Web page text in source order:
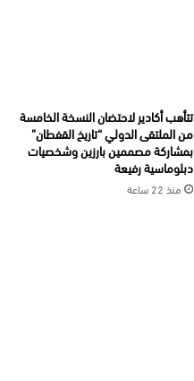
تتأهب أكادير لاحتضان النسخة الخامسة
من الملتقى الدولي “تاريخ القفطان”
بمشاركة مصممين بارزين وشخصيات
دبلوماسية رفيعة
منذ 22 ساعة